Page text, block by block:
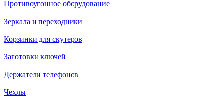
Противоугонное оборудование
Зеркала и переходники
Корзинки для скутеров
Заготовки ключей
Держатели телефонов
Чехлы